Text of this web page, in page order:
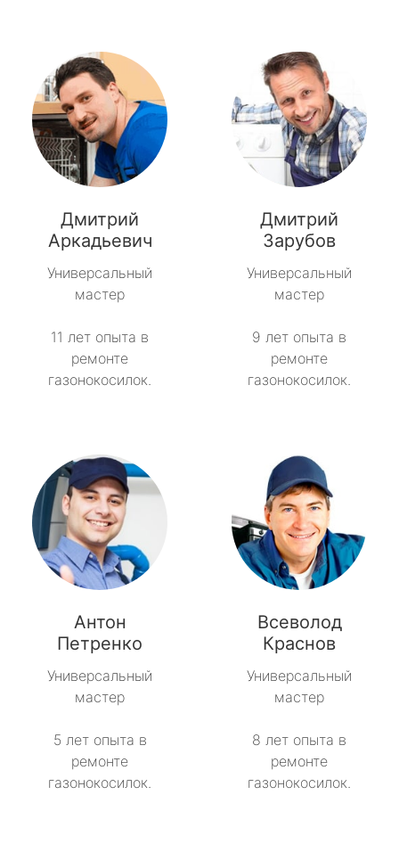
Дмитрий
Аркадьевич
Универсальный
мастер
11 лет опыта в
ремонте
газонокосилок.
Дмитрий
Зарубов
Универсальный
мастер
9 лет опыта в
ремонте
газонокосилок.
Антон
Петренко
Универсальный
мастер
5 лет опыта в
ремонте
газонокосилок.
Всеволод
Краснов
Универсальный
мастер
8 лет опыта в
ремонте
газонокосилок.